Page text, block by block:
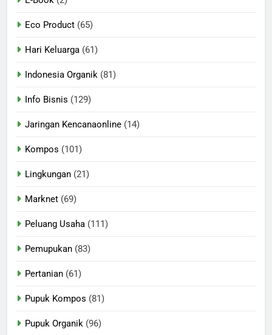
Eco Product (65)
Hari Keluarga (61)
Indonesia Organik (81)
Info Bisnis (129)
Jaringan Kencanaonline (14)
Kompos (101)
Lingkungan (21)
Marknet (69)
Peluang Usaha (111)
Pemupukan (83)
Pertanian (61)
Pupuk Kompos (81)
Pupuk Organik (96)